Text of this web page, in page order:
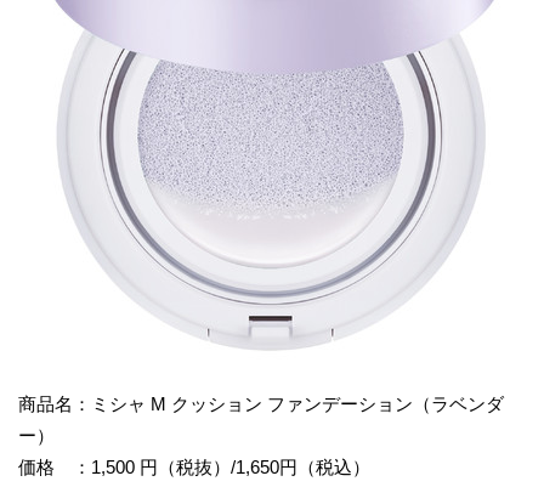
商品名：ミシャ M クッション ファンデーション（ラベンダ
ー）
価格 ：1,500 円（税抜）/1,650円（税込）